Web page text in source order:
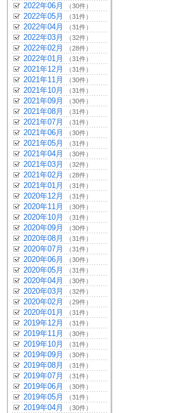
2022年06月 （30件）
2022年05月 （31件）
2022年04月 （31件）
2022年03月 （32件）
2022年02月 （28件）
2022年01月 （31件）
2021年12月 （31件）
2021年11月 （30件）
2021年10月 （31件）
2021年09月 （30件）
2021年08月 （31件）
2021年07月 （31件）
2021年06月 （30件）
2021年05月 （31件）
2021年04月 （30件）
2021年03月 （32件）
2021年02月 （28件）
2021年01月 （31件）
2020年12月 （31件）
2020年11月 （30件）
2020年10月 （31件）
2020年09月 （30件）
2020年08月 （31件）
2020年07月 （31件）
2020年06月 （30件）
2020年05月 （31件）
2020年04月 （30件）
2020年03月 （32件）
2020年02月 （29件）
2020年01月 （31件）
2019年12月 （31件）
2019年11月 （30件）
2019年10月 （31件）
2019年09月 （30件）
2019年08月 （31件）
2019年07月 （31件）
2019年06月 （30件）
2019年05月 （31件）
2019年04月 （30件）